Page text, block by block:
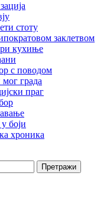
стоту
заклетвом
кухиње
с поводом
мог града
праг
боји
хроника